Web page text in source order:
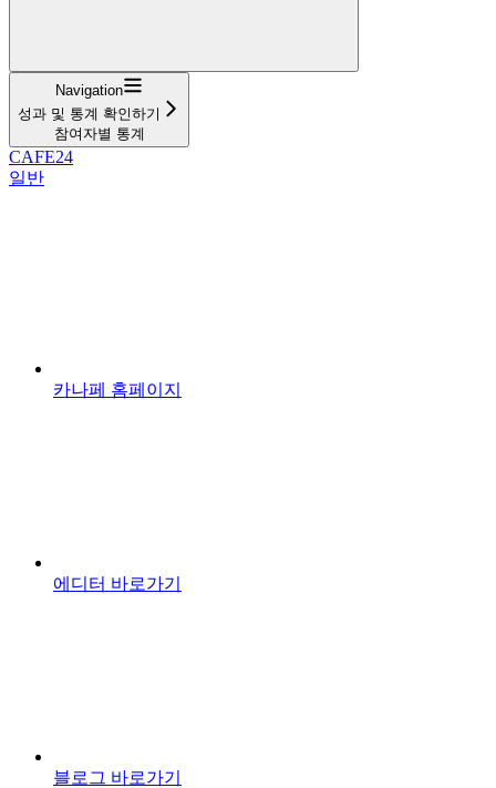
Navigation
성과 및 통계 확인하기
참여자별 통계
CAFE24
일반
카나페 홈페이지
에디터 바로가기
블로그 바로가기